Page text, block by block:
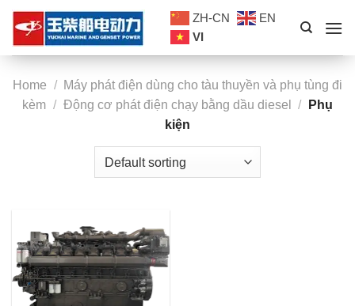
Skip
content
ZH-CN
EN
VI
Home /
Máy phát điện dùng cho tàu thuyền và phụ tùng đi
kèm / Động cơ phát điện chạy bằng dầu diesel /
Phụ
kiện